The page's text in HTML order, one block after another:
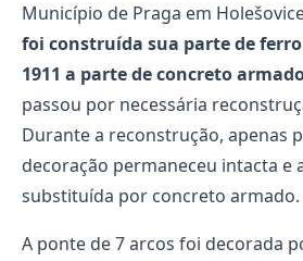
Município de Praga em
foi construída sua parte de ferro
1911 a parte de concreto
passou por necessária
Durante a reconstrução, apenas
decoração permaneceu intacta e
substituída por concreto armado.
A ponte de 7 arcos foi decorada